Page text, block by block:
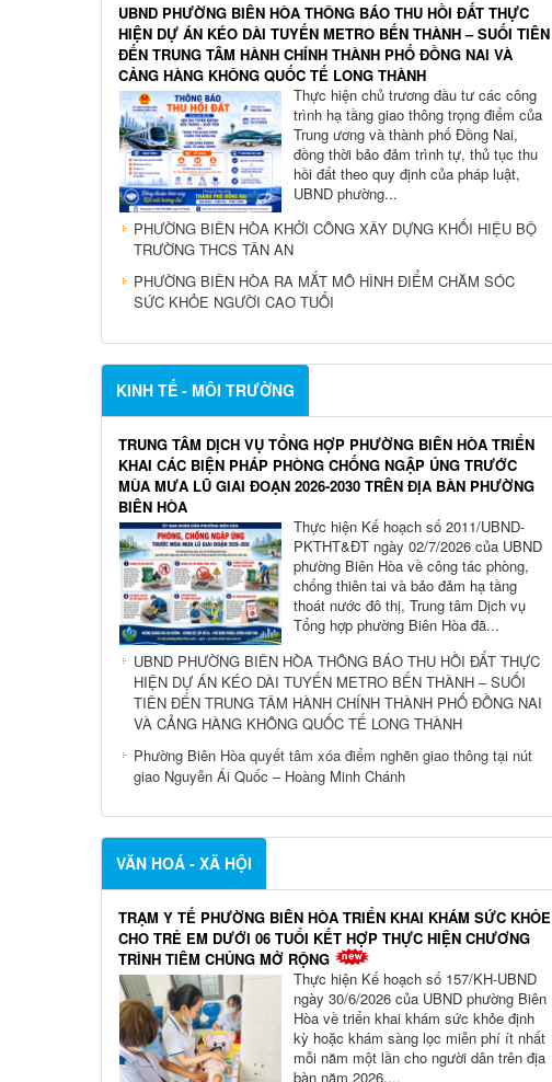
UBND PHƯỜNG BIÊN HÒA THÔNG BÁO THU HỒI ĐẤT THỰC
HIỆN DỰ ÁN KÉO DÀI TUYẾN METRO BẾN THÀNH – SUỐI TIÊN
ĐẾN TRUNG TÂM HÀNH CHÍNH THÀNH PHỐ ĐỒNG NAI VÀ
CẢNG HÀNG KHÔNG QUỐC TẾ LONG THÀNH
Thực hiện chủ trương đầu tư các công
trình hạ tầng giao thông trọng điểm của
Trung ương và thành phố Đồng Nai,
đồng thời bảo đảm trình tự, thủ tục thu
hồi đất theo quy định của pháp luật,
UBND phường...
PHƯỜNG BIÊN HÒA KHỞI CÔNG XÂY DỰNG KHỐI HIỆU BỘ
TRƯỜNG THCS TÂN AN
PHƯỜNG BIÊN HÒA RA MẮT MÔ HÌNH ĐIỂM CHĂM SÓC
SỨC KHỎE NGƯỜI CAO TUỔI
KINH TẾ - MÔI TRƯỜNG
TRUNG TÂM DỊCH VỤ TỔNG HỢP PHƯỜNG BIÊN HÒA TRIỂN
KHAI CÁC BIỆN PHÁP PHÒNG CHỐNG NGẬP ÚNG TRƯỚC
MÙA MƯA LŨ GIAI ĐOẠN 2026-2030 TRÊN ĐỊA BÀN PHƯỜNG
BIÊN HÒA
Thực hiện Kế hoạch số 2011/UBND-
PKTHT&ĐT ngày 02/7/2026 của UBND
phường Biên Hòa về công tác phòng,
chống thiên tai và bảo đảm hạ tầng
thoát nước đô thị, Trung tâm Dịch vụ
Tổng hợp phường Biên Hòa đã...
UBND PHƯỜNG BIÊN HÒA THÔNG BÁO THU HỒI ĐẤT THỰC
HIỆN DỰ ÁN KÉO DÀI TUYẾN METRO BẾN THÀNH – SUỐI
TIÊN ĐẾN TRUNG TÂM HÀNH CHÍNH THÀNH PHỐ ĐỒNG NAI
VÀ CẢNG HÀNG KHÔNG QUỐC TẾ LONG THÀNH
Phường Biên Hòa quyết tâm xóa điểm nghẽn giao thông tại nút
giao Nguyễn Ái Quốc – Hoàng Minh Chánh
VĂN HOÁ - XÃ HỘI
TRẠM Y TẾ PHƯỜNG BIÊN HÒA TRIỂN KHAI KHÁM SỨC KHỎE
CHO TRẺ EM DƯỚI 06 TUỔI KẾT HỢP THỰC HIỆN CHƯƠNG
TRÌNH TIÊM CHỦNG MỞ RỘNG
Thực hiện Kế hoạch số 157/KH-UBND
ngày 30/6/2026 của UBND phường Biên
Hòa về triển khai khám sức khỏe định
kỳ hoặc khám sàng lọc miễn phí ít nhất
mỗi năm một lần cho người dân trên địa
bàn năm 2026,...